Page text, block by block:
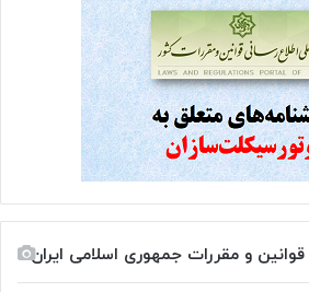
و مقررات جمهوری اسلامی ایران